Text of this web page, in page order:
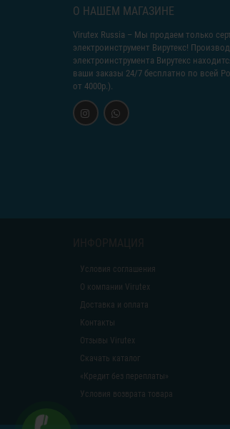
О НАШЕМ МАГАЗИНЕ
Virutex Russia – Мы продаем только
электроинструмент Вирутекс!
электроинструмента Вирутекс
ваши заказы 24/7 бесплатно по всей
от 4000р.).
Условия соглашения
О компании Virutex
Доставка и оплата
Контакты
Отзывы Virutex
Скачать каталог
«Кредит без переплаты»
Условия возврата товара